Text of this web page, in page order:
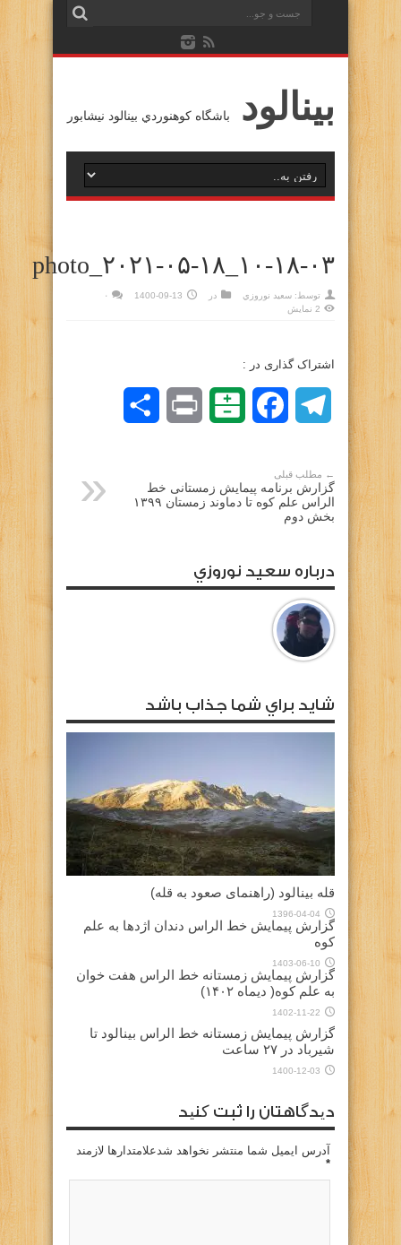
بينالود باشگاه كوهنوردي بينالود نيشابور
photo_۲۰۲۱-۰۵-۱۸_۱۰-۱۸-۰۳
توسط: سعيد نوروزي در 1400-09-13
۰
2 نمایش
اشتراک گذاری در :
Telegram
Facebook
Balatarin
Print
← مطلب قبلی
گزارش برنامه پیمایش زمستانی خط
الراس علم کوه تا دماوند زمستان ۱۳۹۹
بخش دوم
درباره سعيد نوروزي
شايد براي شما جذاب باشد
قله بینالود (راهنمای صعود به قله)
1396-04-04
گزارش پیمایش خط الراس دندان اژدها به علم
کوه
1403-06-10
گزارش پیمایش زمستانه خط الراس هفت خوان
به علم کوه( دیماه ۱۴۰۲)
1402-11-22
گزارش پیمایش زمستانه خط الراس بینالود تا
شیرباد در ۲۷ ساعت
1400-12-03
دیدگاهتان را ثبت کنید
آدرس ایمیل شما منتشر نخواهد شدعلامتدارها لازمند
*